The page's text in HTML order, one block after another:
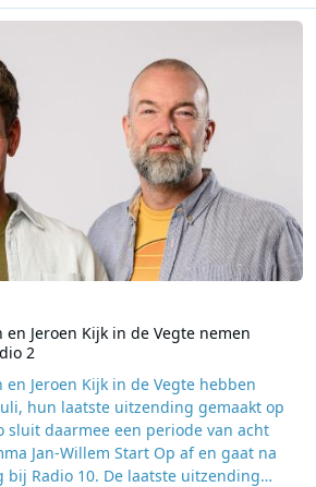
Roodbeen en Jeroen Kijk in de Vegte
en Jeroen Kijk in de Vegte nemen
2
en Jeroen Kijk in de Vegte hebben
hun laatste uitzending gemaakt op
sluit daarmee een periode van acht
Jan-Willem Start Op af en gaat na
laatste uitzending